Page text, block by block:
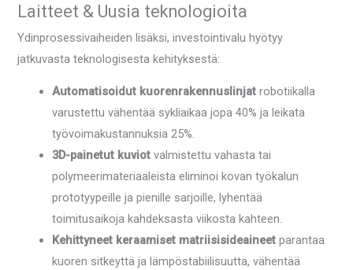
Laitteet & Uusia teknologioita
Ydinprosessivaiheiden lisäksi, investointivalu hyötyy
jatkuvasta teknologisesta kehityksestä:
Automatisoidut kuorenrakennuslinjat robotiikalla
varustettu vähentää sykliaikaa jopa 40% ja leikata
työvoimakustannuksia 25%.
3D-painetut kuviot valmistettu vahasta tai
polymeerimateriaaleista eliminoi kovan työkalun
prototyypeille ja pienille sarjoille, lyhentää
toimitusaikoja kahdeksasta viikosta kahteen.
Kehittyneet keraamiset matriisisideaineet parantaa
kuoren sitkeyttä ja lämpöstabiilisuutta, vähentää